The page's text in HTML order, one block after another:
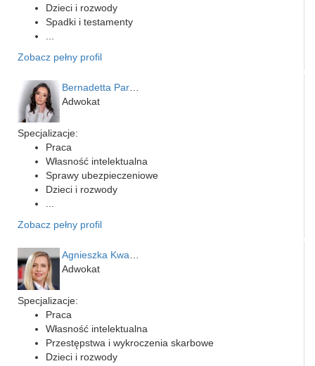
Dzieci i rozwody
Spadki i testamenty
Zobacz pełny profil
Adwokat
Specjalizacje:
Praca
Własność intelektualna
Sprawy ubezpieczeniowe
Dzieci i rozwody
Zobacz pełny profil
Adwokat
Specjalizacje:
Praca
Własność intelektualna
Przestępstwa i wykroczenia skarbowe
Dzieci i rozwody